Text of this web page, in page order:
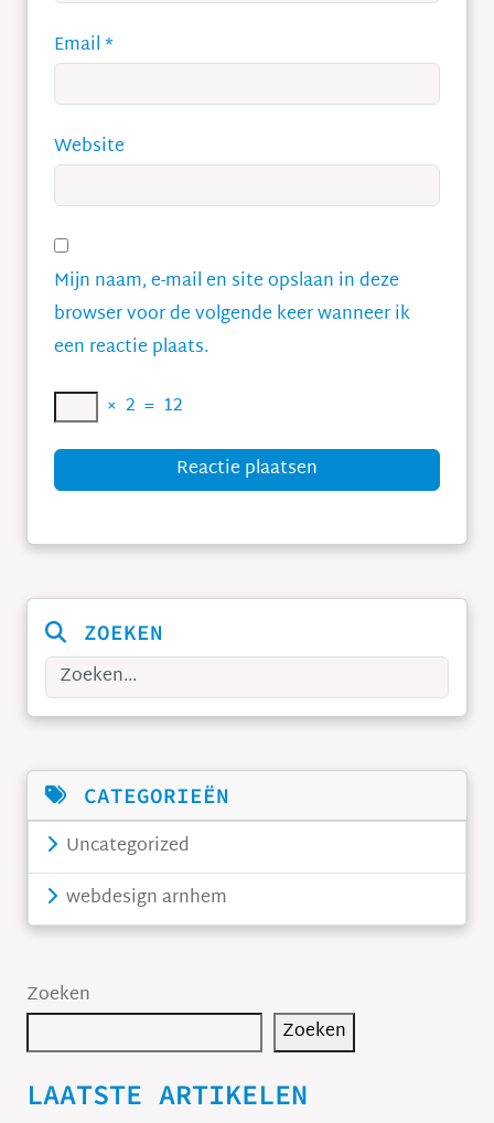
Email*
Website
Mijn naam, e-mail en site opslaan in deze
browser voor de volgende keer wanneer ik
een reactie plaats.
× 2 = 12
Reactie plaatsen
ZOEKEN
Zoeken
CATEGORIEËN
Uncategorized
webdesign arnhem
Zoeken
Zoeken
LAATSTE ARTIKELEN